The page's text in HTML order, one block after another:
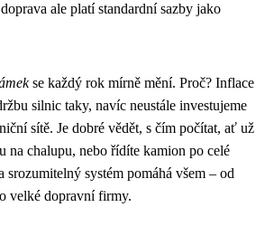
ale platí standardní sazby jako
se každý rok mírně mění. Proč? Inflace
silnic taky, navíc neustále investujeme
sítě. Je dobré vědět, s čím počítat, ať už
na chalupu, nebo řídíte kamion po celé
srozumitelný systém pomáhá všem – od
velké dopravní firmy.